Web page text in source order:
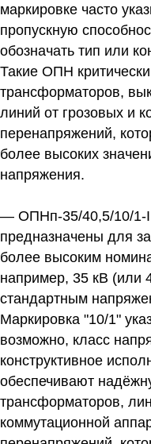
маркировке часто
пропускную
обозначать тип или
Такие ОПН
трансформаторов,
линий от грозовых и
перенапряжений,
более высоких
напряжения.
— ОПНп-35/40,5/10/1-
предназначены для
более высоким
например, 35 кВ (или
стандартным
Маркировка "10/1"
возможно, класс
конструктивное
обеспечивают
трансформаторов,
коммутационной